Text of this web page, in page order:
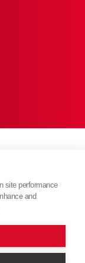
site performance
and